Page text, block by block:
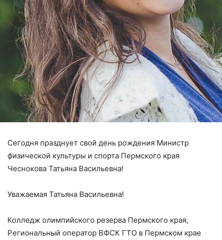
Сегодня празднует свой день рождения Министр
физической культуры и спорта Пермского края
Чеснокова Татьяна Васильевна!
Уважаемая Татьяна Васильевна!
Колледж олимпийского резерва Пермского края,
Региональный оператор ВФСК ГТО в Пермском крае